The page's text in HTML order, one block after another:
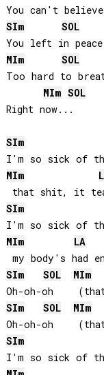
SIm SOL
MIm SOL
Too hard to
MIm SOL
Right now...
SIm
MIm
SIm
MIm
LA
SIm SOL MIm
SIm SOL MIm
SIm